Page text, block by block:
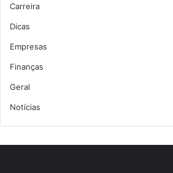
Carreira
Dicas
Empresas
Finanças
Geral
Notícias